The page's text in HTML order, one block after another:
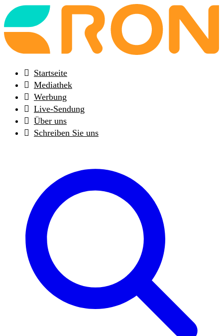
Back
to
frontpage
Startseite
Mediathek
Werbung
Live-Sendung
Über uns
Schreiben Sie uns